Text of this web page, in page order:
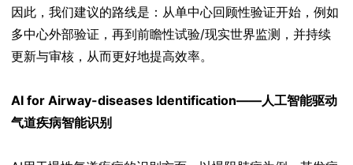
因此，我们建议的路线是：从单中心回顾性验证开始，例如
多中心外部验证，再到前瞻性试验/现实世界监测，并持续
更新与审核，从而更好地提高效率。
AI for Airway-diseases Identification——人工智能驱动
气道疾病智能识别